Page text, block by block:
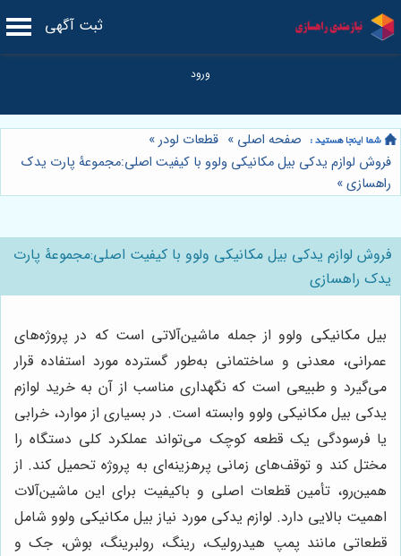
ثبت آگهی
صفحه اصلی » قطعات لودر»
فروش لوازم یدکی بیل مکانیکی ولوو با کیفیت اصلی:مجموعۀ پارت یدک
راهسازی»
فروش لوازم یدکی بیل مکانیکی ولوو با کیفیت اصلی:مجموعۀ پارت
یدک راهسازی
بیل مکانیکی ولوو از جمله ماشین‌آلاتی است که در پروژه‌های
عمرانی، معدنی و ساختمانی به‌طور گسترده مورد استفاده قرار
می‌گیرد و طبیعی است که نگهداری مناسب از آن به خرید لوازم
یدکی بیل مکانیکی ولوو وابسته است. در بسیاری از موارد، خرابی
یا فرسودگی یک قطعه کوچک می‌تواند عملکرد کلی دستگاه را
مختل کند و توقف‌های زمانی پرهزینه‌ای به پروژه تحمیل کند. از
همین‌رو، تأمین قطعات اصلی و باکیفیت برای این ماشین‌آلات
اهمیت بالایی دارد. لوازم یدکی مورد نیاز بیل مکانیکی ولوو شامل
قطعاتی مانند پمپ هیدرولیک، رینگ، رولبرینگ، بوش، جک و